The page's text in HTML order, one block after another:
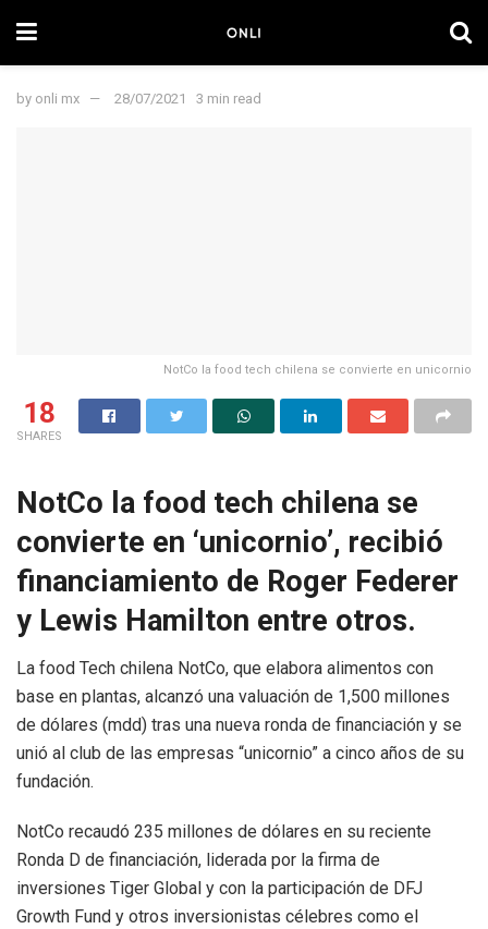
by onli mx 28/07/2021 3 min read
NotCo la food tech chilena se convierte en unicornio
18
SHARES
NotCo la food tech chilena se
convierte en ‘unicornio’, recibió
financiamiento de Roger Federer
y Lewis Hamilton entre otros.
La food Tech chilena NotCo, que elabora alimentos con
base en plantas, alcanzó una valuación de 1,500 millones
de dólares (mdd) tras una nueva ronda de financiación y se
unió al club de las empresas “unicornio” a cinco años de su
fundación.
NotCo recaudó 235 millones de dólares en su reciente
Ronda D de financiación, liderada por la firma de
inversiones Tiger Global y con la participación de DFJ
Growth Fund y otros inversionistas célebres como el